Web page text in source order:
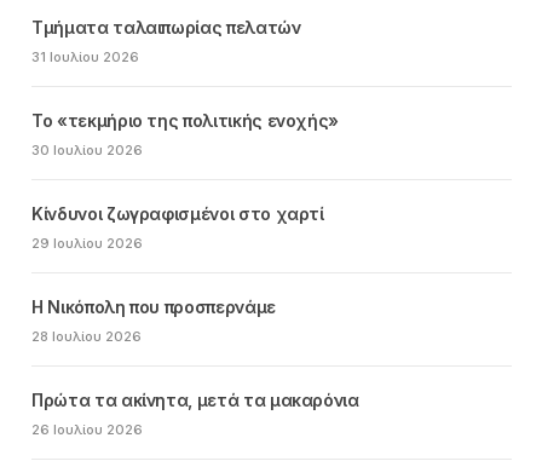
Τμήματα ταλαιπωρίας πελατών
31 Ιουλίου 2026
Το «τεκμήριο της πολιτικής ενοχής»
30 Ιουλίου 2026
Κίνδυνοι ζωγραφισμένοι στο χαρτί
29 Ιουλίου 2026
Η Νικόπολη που προσπερνάμε
28 Ιουλίου 2026
Πρώτα τα ακίνητα, μετά τα μακαρόνια
26 Ιουλίου 2026